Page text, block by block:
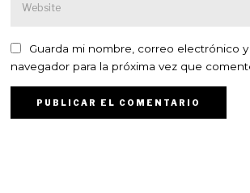
Guarda mi nombre, correo electrónico
navegador para la próxima vez que